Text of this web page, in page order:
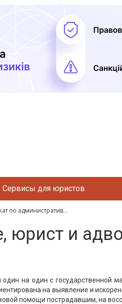
Сервисы для юристов
по административ...
юрист и
на один с государственной
на выявление и
помощи пострадавшим, на